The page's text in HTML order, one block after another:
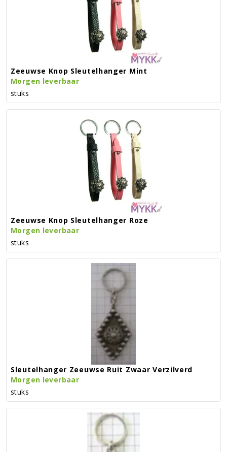
Zeeuwse Knop Sleutelhanger Mint
Morgen leverbaar
stuks
Zeeuwse Knop Sleutelhanger Roze
Morgen leverbaar
stuks
Sleutelhanger Zeeuwse Ruit Zwaar Verzilverd
Morgen leverbaar
stuks